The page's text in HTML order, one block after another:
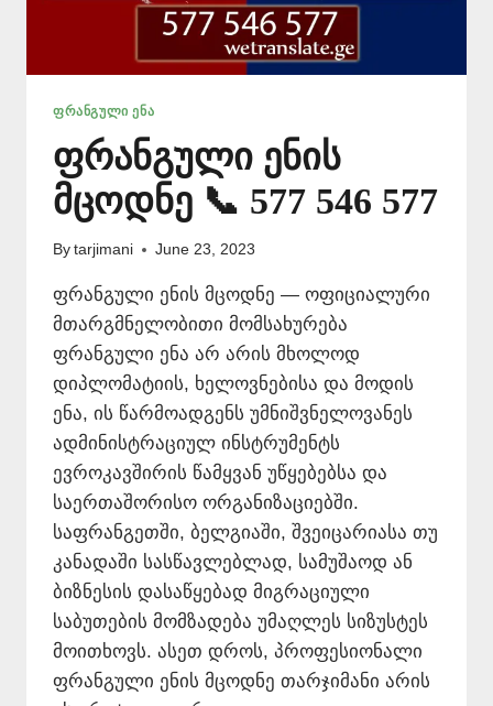
ᲤᲠᲐᲜᲒᲣᲚᲘ ᲔᲜᲐ
ფრანგული ენის
მცოდნე 📞 577 546 577
By tarjimani June 23, 2023
ფრანგული ენის მცოდნე — ოფიციალური
მთარგმნელობითი მომსახურება
ფრანგული ენა არ არის მხოლოდ
დიპლომატიის, ხელოვნებისა და მოდის
ენა, ის წარმოადგენს უმნიშვნელოვანეს
ადმინისტრაციულ ინსტრუმენტს
ევროკავშირის წამყვან უწყებებსა და
საერთაშორისო ორგანიზაციებში.
საფრანგეთში, ბელგიაში, შვეიცარიასა თუ
კანადაში სასწავლებლად, სამუშაოდ ან
ბიზნესის დასაწყებად მიგრაციული
საბუთების მომზადება უმაღლეს სიზუსტეს
მოითხოვს. ასეთ დროს, პროფესიონალი
ფრანგული ენის მცოდნე თარჯიმანი არის